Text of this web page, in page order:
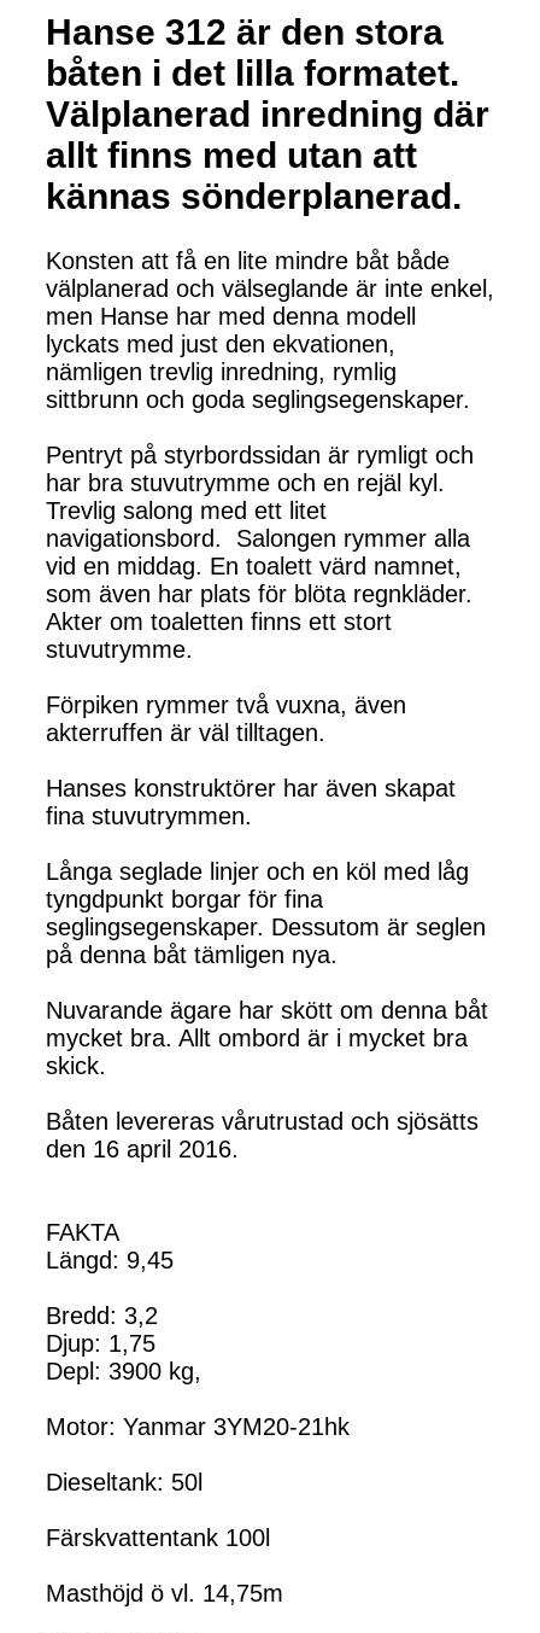
Hanse 312 är den stora
båten i det lilla formatet.
Välplanerad inredning där
allt finns med utan att
kännas sönderplanerad.
Konsten att få en lite mindre båt både
välplanerad och välseglande är inte enkel,
men Hanse har med denna modell
lyckats med just den ekvationen,
nämligen trevlig inredning, rymlig
sittbrunn och goda seglingsegenskaper.
Pentryt på styrbordssidan är rymligt och
har bra stuvutrymme och en rejäl kyl.
Trevlig salong med ett litet
navigationsbord. Salongen rymmer alla
vid en middag. En toalett värd namnet,
som även har plats för blöta regnkläder.
Akter om toaletten finns ett stort
stuvutrymme.
Förpiken rymmer två vuxna, även
akterruffen är väl tilltagen.
Hanses konstruktörer har även skapat
fina stuvutrymmen.
Långa seglade linjer och en köl med låg
tyngdpunkt borgar för fina
seglingsegenskaper. Dessutom är seglen
på denna båt tämligen nya.
Nuvarande ägare har skött om denna båt
mycket bra. Allt ombord är i mycket bra
skick.
Båten levereras vårutrustad och sjösätts
den 16 april 2016.
FAKTA
Längd: 9,45
Bredd: 3,2
Djup: 1,75
Depl: 3900 kg,
Motor: Yanmar 3YM20-21hk
Dieseltank: 50l
Färskvattentank 100l
Masthöjd ö vl. 14,75m